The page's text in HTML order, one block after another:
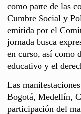
como parte de las
Cumbre Social y
emitida por el
jornada busca
en curso, así como
educativo y el
Las
Bogotá, Medellín,
participación del